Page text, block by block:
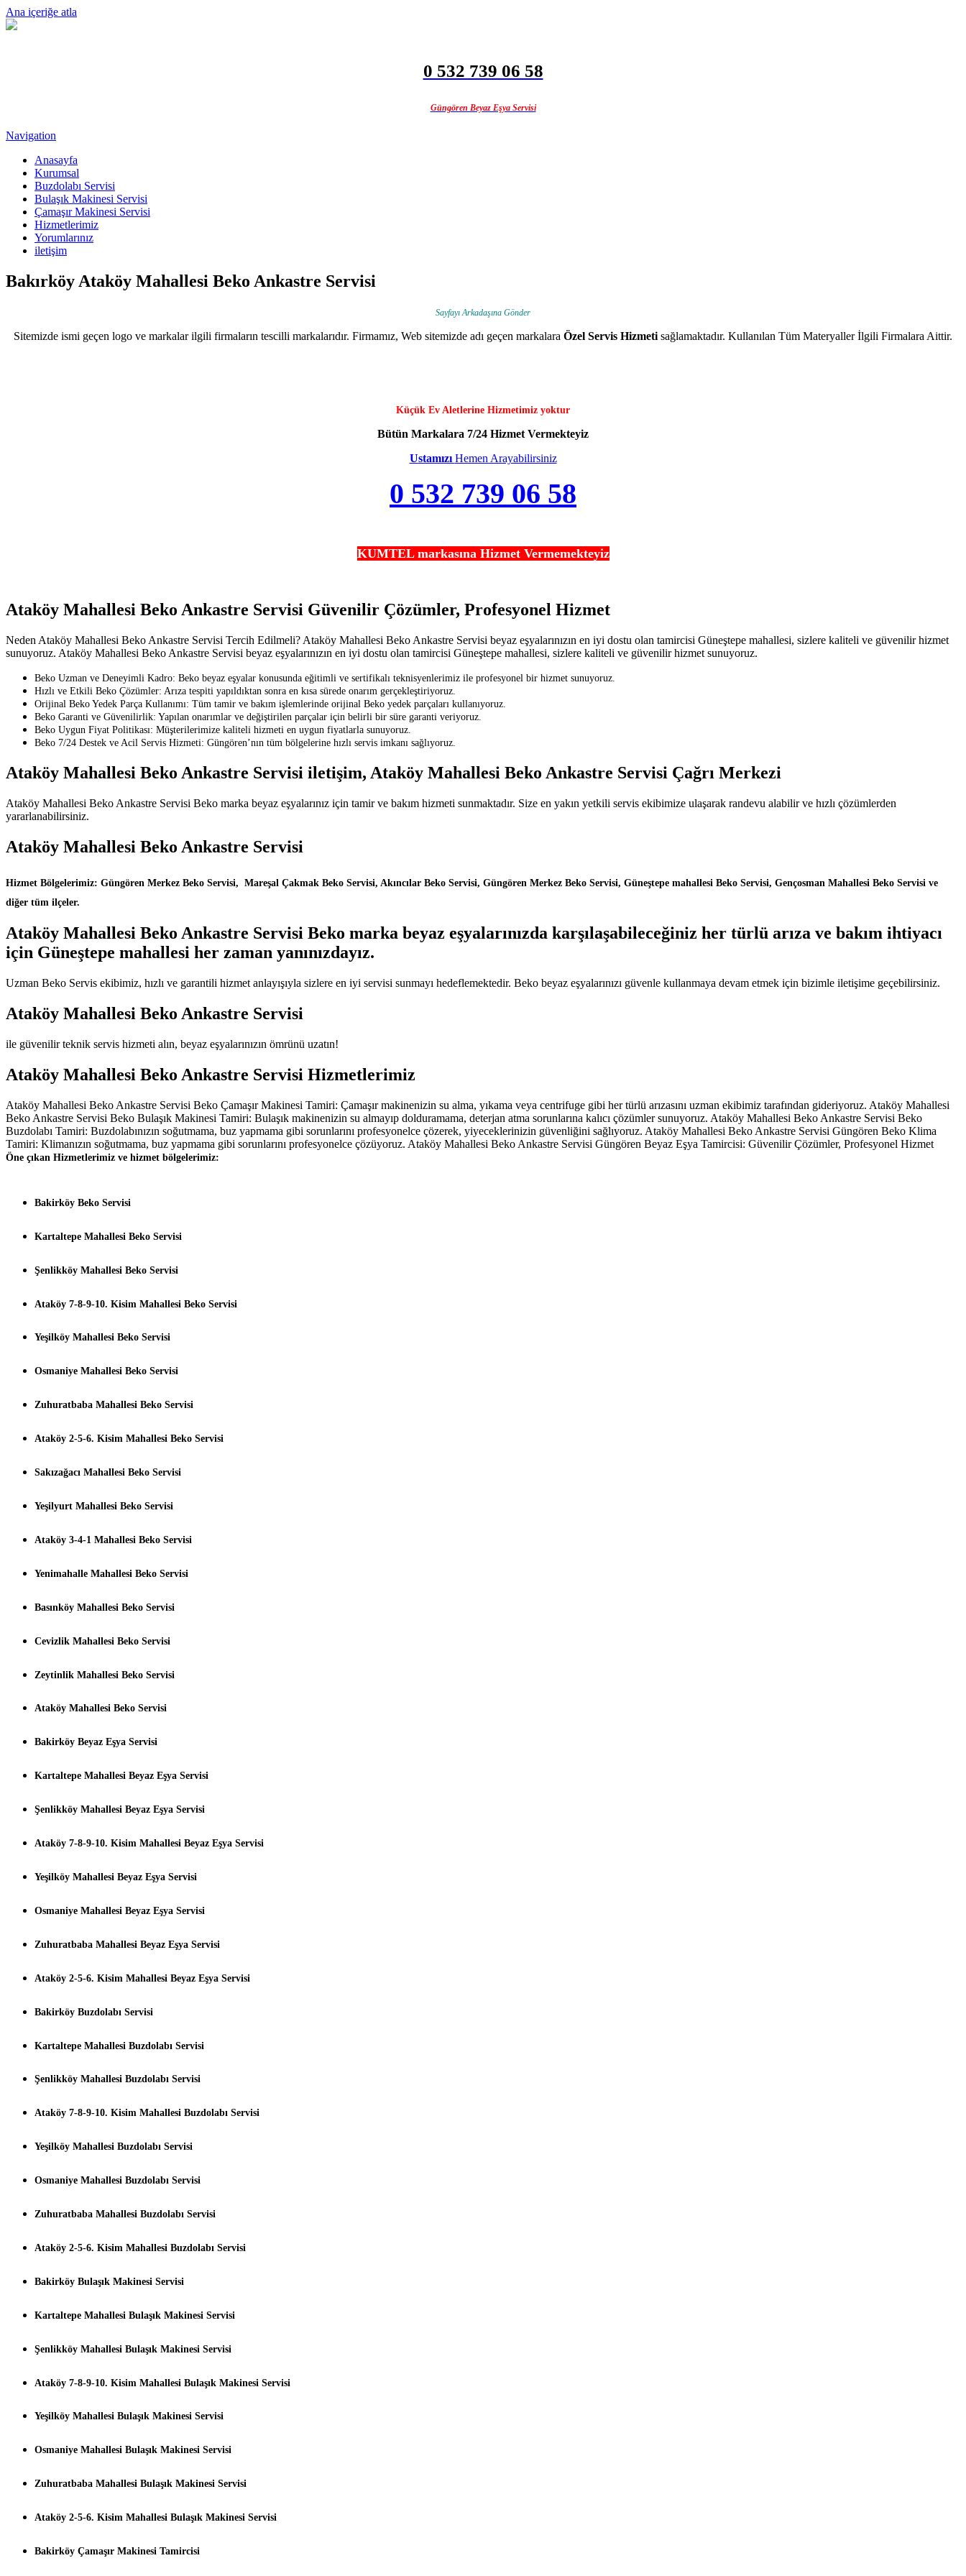
Ana içeriğe atla
0 532 739 06 58
Güngören Beyaz Eşya Servisi
Navigation
Anasayfa
Kurumsal
Buzdolabı Servisi
Bulaşık Makinesi Servisi
Çamaşır Makinesi Servisi
Hizmetlerimiz
Yorumlarınız
iletişim
Bakırköy Ataköy Mahallesi Beko Ankastre Servisi
Sayfayı Arkadaşına Gönder
Sitemizde ismi geçen logo ve markalar ilgili firmaların tescilli markalarıdır. Firmamız, Web sitemizde adı geçen markalara Özel Servis Hizmeti sağlamaktadır. Kullanılan Tüm Materyaller İlgili Firmalara Aittir.
Küçük Ev Aletlerine Hizmetimiz yoktur
Bütün Markalara 7/24 Hizmet Vermekteyiz
Ustamızı Hemen Arayabilirsiniz
0 532 739 06 58
KUMTEL markasına Hizmet Vermemekteyiz
Ataköy Mahallesi Beko Ankastre Servisi Güvenilir Çözümler, Profesyonel Hizmet
Neden Ataköy Mahallesi Beko Ankastre Servisi Tercih Edilmeli? Ataköy Mahallesi Beko Ankastre Servisi beyaz eşyalarınızın en iyi dostu olan tamircisi Güneştepe mahallesi, sizlere kaliteli ve güvenilir hizmet
sunuyoruz. Ataköy Mahallesi Beko Ankastre Servisi beyaz eşyalarınızın en iyi dostu olan tamircisi Güneştepe mahallesi, sizlere kaliteli ve güvenilir hizmet sunuyoruz.
Beko Uzman ve Deneyimli Kadro: Beko beyaz eşyalar konusunda eğitimli ve sertifikalı teknisyenlerimiz ile profesyonel bir hizmet sunuyoruz.
Hızlı ve Etkili Beko Çözümler: Arıza tespiti yapıldıktan sonra en kısa sürede onarım gerçekleştiriyoruz.
Orijinal Beko Yedek Parça Kullanımı: Tüm tamir ve bakım işlemlerinde orijinal Beko yedek parçaları kullanıyoruz.
Beko Garanti ve Güvenilirlik: Yapılan onarımlar ve değiştirilen parçalar için belirli bir süre garanti veriyoruz.
Beko Uygun Fiyat Politikası: Müşterilerimize kaliteli hizmeti en uygun fiyatlarla sunuyoruz.
Beko 7/24 Destek ve Acil Servis Hizmeti: Güngören’nın tüm bölgelerine hızlı servis imkanı sağlıyoruz.
Ataköy Mahallesi Beko Ankastre Servisi iletişim, Ataköy Mahallesi Beko Ankastre Servisi Çağrı Merkezi
Ataköy Mahallesi Beko Ankastre Servisi Beko marka beyaz eşyalarınız için tamir ve bakım hizmeti sunmaktadır. Size en yakın yetkili servis ekibimize ulaşarak randevu alabilir ve hızlı çözümlerden
yararlanabilirsiniz.
Ataköy Mahallesi Beko Ankastre Servisi
Hizmet Bölgelerimiz: Güngören Merkez Beko Servisi, Mareşal Çakmak Beko Servisi, Akıncılar Beko Servisi, Güngören Merkez Beko Servisi, Güneştepe mahallesi Beko Servisi, Gençosman Mahallesi Beko Servisi ve
diğer tüm ilçeler.
Ataköy Mahallesi Beko Ankastre Servisi Beko marka beyaz eşyalarınızda karşılaşabileceğiniz her türlü arıza ve bakım ihtiyacı
için Güneştepe mahallesi her zaman yanınızdayız.
Uzman Beko Servis ekibimiz, hızlı ve garantili hizmet anlayışıyla sizlere en iyi servisi sunmayı hedeflemektedir. Beko beyaz eşyalarınızı güvenle kullanmaya devam etmek için bizimle iletişime geçebilirsiniz.
Ataköy Mahallesi Beko Ankastre Servisi
ile güvenilir teknik servis hizmeti alın, beyaz eşyalarınızın ömrünü uzatın!
Ataköy Mahallesi Beko Ankastre Servisi Hizmetlerimiz
Ataköy Mahallesi Beko Ankastre Servisi Beko Çamaşır Makinesi Tamiri: Çamaşır makinenizin su alma, yıkama veya centrifuge gibi her türlü arızasını uzman ekibimiz tarafından gideriyoruz. Ataköy Mahallesi
Beko Ankastre Servisi Beko Bulaşık Makinesi Tamiri: Bulaşık makinenizin su almayıp dolduramama, deterjan atma sorunlarına kalıcı çözümler sunuyoruz. Ataköy Mahallesi Beko Ankastre Servisi Beko
Buzdolabı Tamiri: Buzdolabınızın soğutmama, buz yapmama gibi sorunlarını profesyonelce çözerek, yiyeceklerinizin güvenliğini sağlıyoruz. Ataköy Mahallesi Beko Ankastre Servisi Güngören Beko Klima
Tamiri: Klimanızın soğutmama, buz yapmama gibi sorunlarını profesyonelce çözüyoruz. Ataköy Mahallesi Beko Ankastre Servisi Güngören Beyaz Eşya Tamircisi: Güvenilir Çözümler, Profesyonel Hizmet
Öne çıkan Hizmetlerimiz ve hizmet bölgelerimiz:
Bakirköy Beko Servisi
Kartaltepe Mahallesi Beko Servisi
Şenlikköy Mahallesi Beko Servisi
Ataköy 7-8-9-10. Kisim Mahallesi Beko Servisi
Yeşilköy Mahallesi Beko Servisi
Osmaniye Mahallesi Beko Servisi
Zuhuratbaba Mahallesi Beko Servisi
Ataköy 2-5-6. Kisim Mahallesi Beko Servisi
Sakızağacı Mahallesi Beko Servisi
Yeşilyurt Mahallesi Beko Servisi
Ataköy 3-4-1 Mahallesi Beko Servisi
Yenimahalle Mahallesi Beko Servisi
Basınköy Mahallesi Beko Servisi
Cevizlik Mahallesi Beko Servisi
Zeytinlik Mahallesi Beko Servisi
Ataköy Mahallesi Beko Servisi
Bakirköy Beyaz Eşya Servisi
Kartaltepe Mahallesi Beyaz Eşya Servisi
Şenlikköy Mahallesi Beyaz Eşya Servisi
Ataköy 7-8-9-10. Kisim Mahallesi Beyaz Eşya Servisi
Yeşilköy Mahallesi Beyaz Eşya Servisi
Osmaniye Mahallesi Beyaz Eşya Servisi
Zuhuratbaba Mahallesi Beyaz Eşya Servisi
Ataköy 2-5-6. Kisim Mahallesi Beyaz Eşya Servisi
Bakirköy Buzdolabı Servisi
Kartaltepe Mahallesi Buzdolabı Servisi
Şenlikköy Mahallesi Buzdolabı Servisi
Ataköy 7-8-9-10. Kisim Mahallesi Buzdolabı Servisi
Yeşilköy Mahallesi Buzdolabı Servisi
Osmaniye Mahallesi Buzdolabı Servisi
Zuhuratbaba Mahallesi Buzdolabı Servisi
Ataköy 2-5-6. Kisim Mahallesi Buzdolabı Servisi
Bakirköy Bulaşık Makinesi Servisi
Kartaltepe Mahallesi Bulaşık Makinesi Servisi
Şenlikköy Mahallesi Bulaşık Makinesi Servisi
Ataköy 7-8-9-10. Kisim Mahallesi Bulaşık Makinesi Servisi
Yeşilköy Mahallesi Bulaşık Makinesi Servisi
Osmaniye Mahallesi Bulaşık Makinesi Servisi
Zuhuratbaba Mahallesi Bulaşık Makinesi Servisi
Ataköy 2-5-6. Kisim Mahallesi Bulaşık Makinesi Servisi
Bakirköy Çamaşır Makinesi Tamircisi